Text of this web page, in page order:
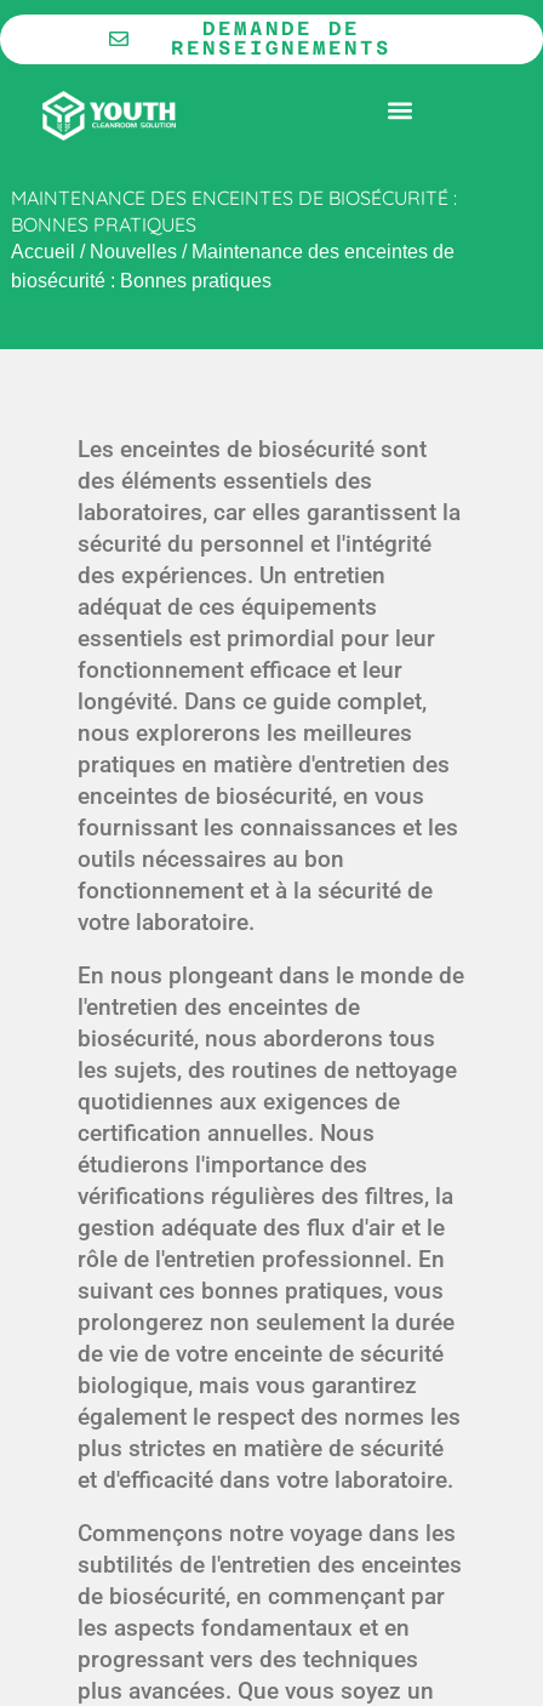
Aller
au
contenu
DEMANDE DE
RENSEIGNEMENTS
MAINTENANCE DES ENCEINTES DE BIOSÉCURITÉ :
BONNES PRATIQUES
Accueil / Nouvelles/ Maintenance des enceintes de
biosécurité : Bonnes pratiques
Les enceintes de biosécurité sont
des éléments essentiels des
laboratoires, car elles garantissent la
sécurité du personnel et l'intégrité
des expériences. Un entretien
adéquat de ces équipements
essentiels est primordial pour leur
fonctionnement efficace et leur
longévité. Dans ce guide complet,
nous explorerons les meilleures
pratiques en matière d'entretien des
enceintes de biosécurité, en vous
fournissant les connaissances et les
outils nécessaires au bon
fonctionnement et à la sécurité de
votre laboratoire.
En nous plongeant dans le monde de
l'entretien des enceintes de
biosécurité, nous aborderons tous
les sujets, des routines de nettoyage
quotidiennes aux exigences de
certification annuelles. Nous
étudierons l'importance des
vérifications régulières des filtres, la
gestion adéquate des flux d'air et le
rôle de l'entretien professionnel. En
suivant ces bonnes pratiques, vous
prolongerez non seulement la durée
de vie de votre enceinte de sécurité
biologique, mais vous garantirez
également le respect des normes les
plus strictes en matière de sécurité
et d'efficacité dans votre laboratoire.
Commençons notre voyage dans les
subtilités de l'entretien des enceintes
de biosécurité, en commençant par
les aspects fondamentaux et en
progressant vers des techniques
plus avancées. Que vous soyez un